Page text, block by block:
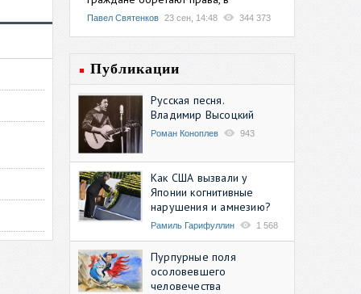
Павел Святенков 23 сен, 14:48 344 373
Публикации
Русская песня.
Владимир Высоцкий
Роман Коноплев 943
Как США вызвали у
Японии когнитивные
нарушения и амнезию?
Рамиль Гарифуллин 1 568
Пурпурные поля
осоловевшего
человечества